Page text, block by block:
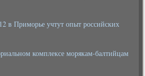
в Приморье учтут опыт российских
комплексе морякам-балтийцам